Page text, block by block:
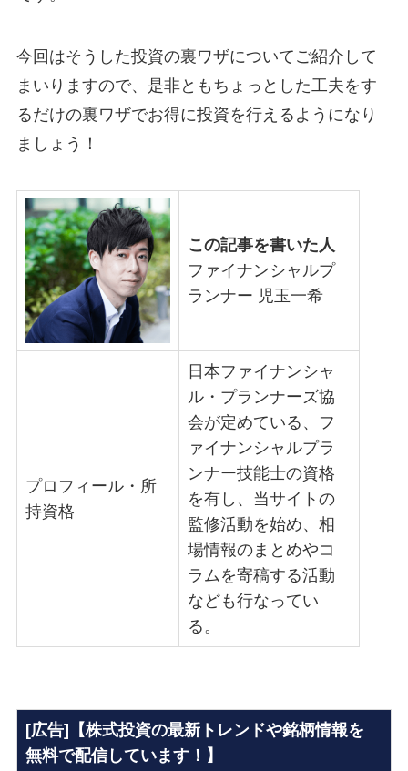
今回はそうした投資の裏ワザについてご紹介して
まいりますので、是非ともちょっとした工夫をす
るだけの裏ワザでお得に投資を行えるようになり
ましょう！
この記事を書いた人
ファイナンシャルプ
ランナー 児玉一希
プロフィール・所
持資格
日本ファイナンシャ
ル・プランナーズ協
会が定めている、フ
ァイナンシャルプラ
ンナー技能士の資格
を有し、当サイトの
監修活動を始め、相
場情報のまとめやコ
ラムを寄稿する活動
なども行なってい
る。
[広告]【株式投資の最新トレンドや銘柄情報を
無料で配信しています！】